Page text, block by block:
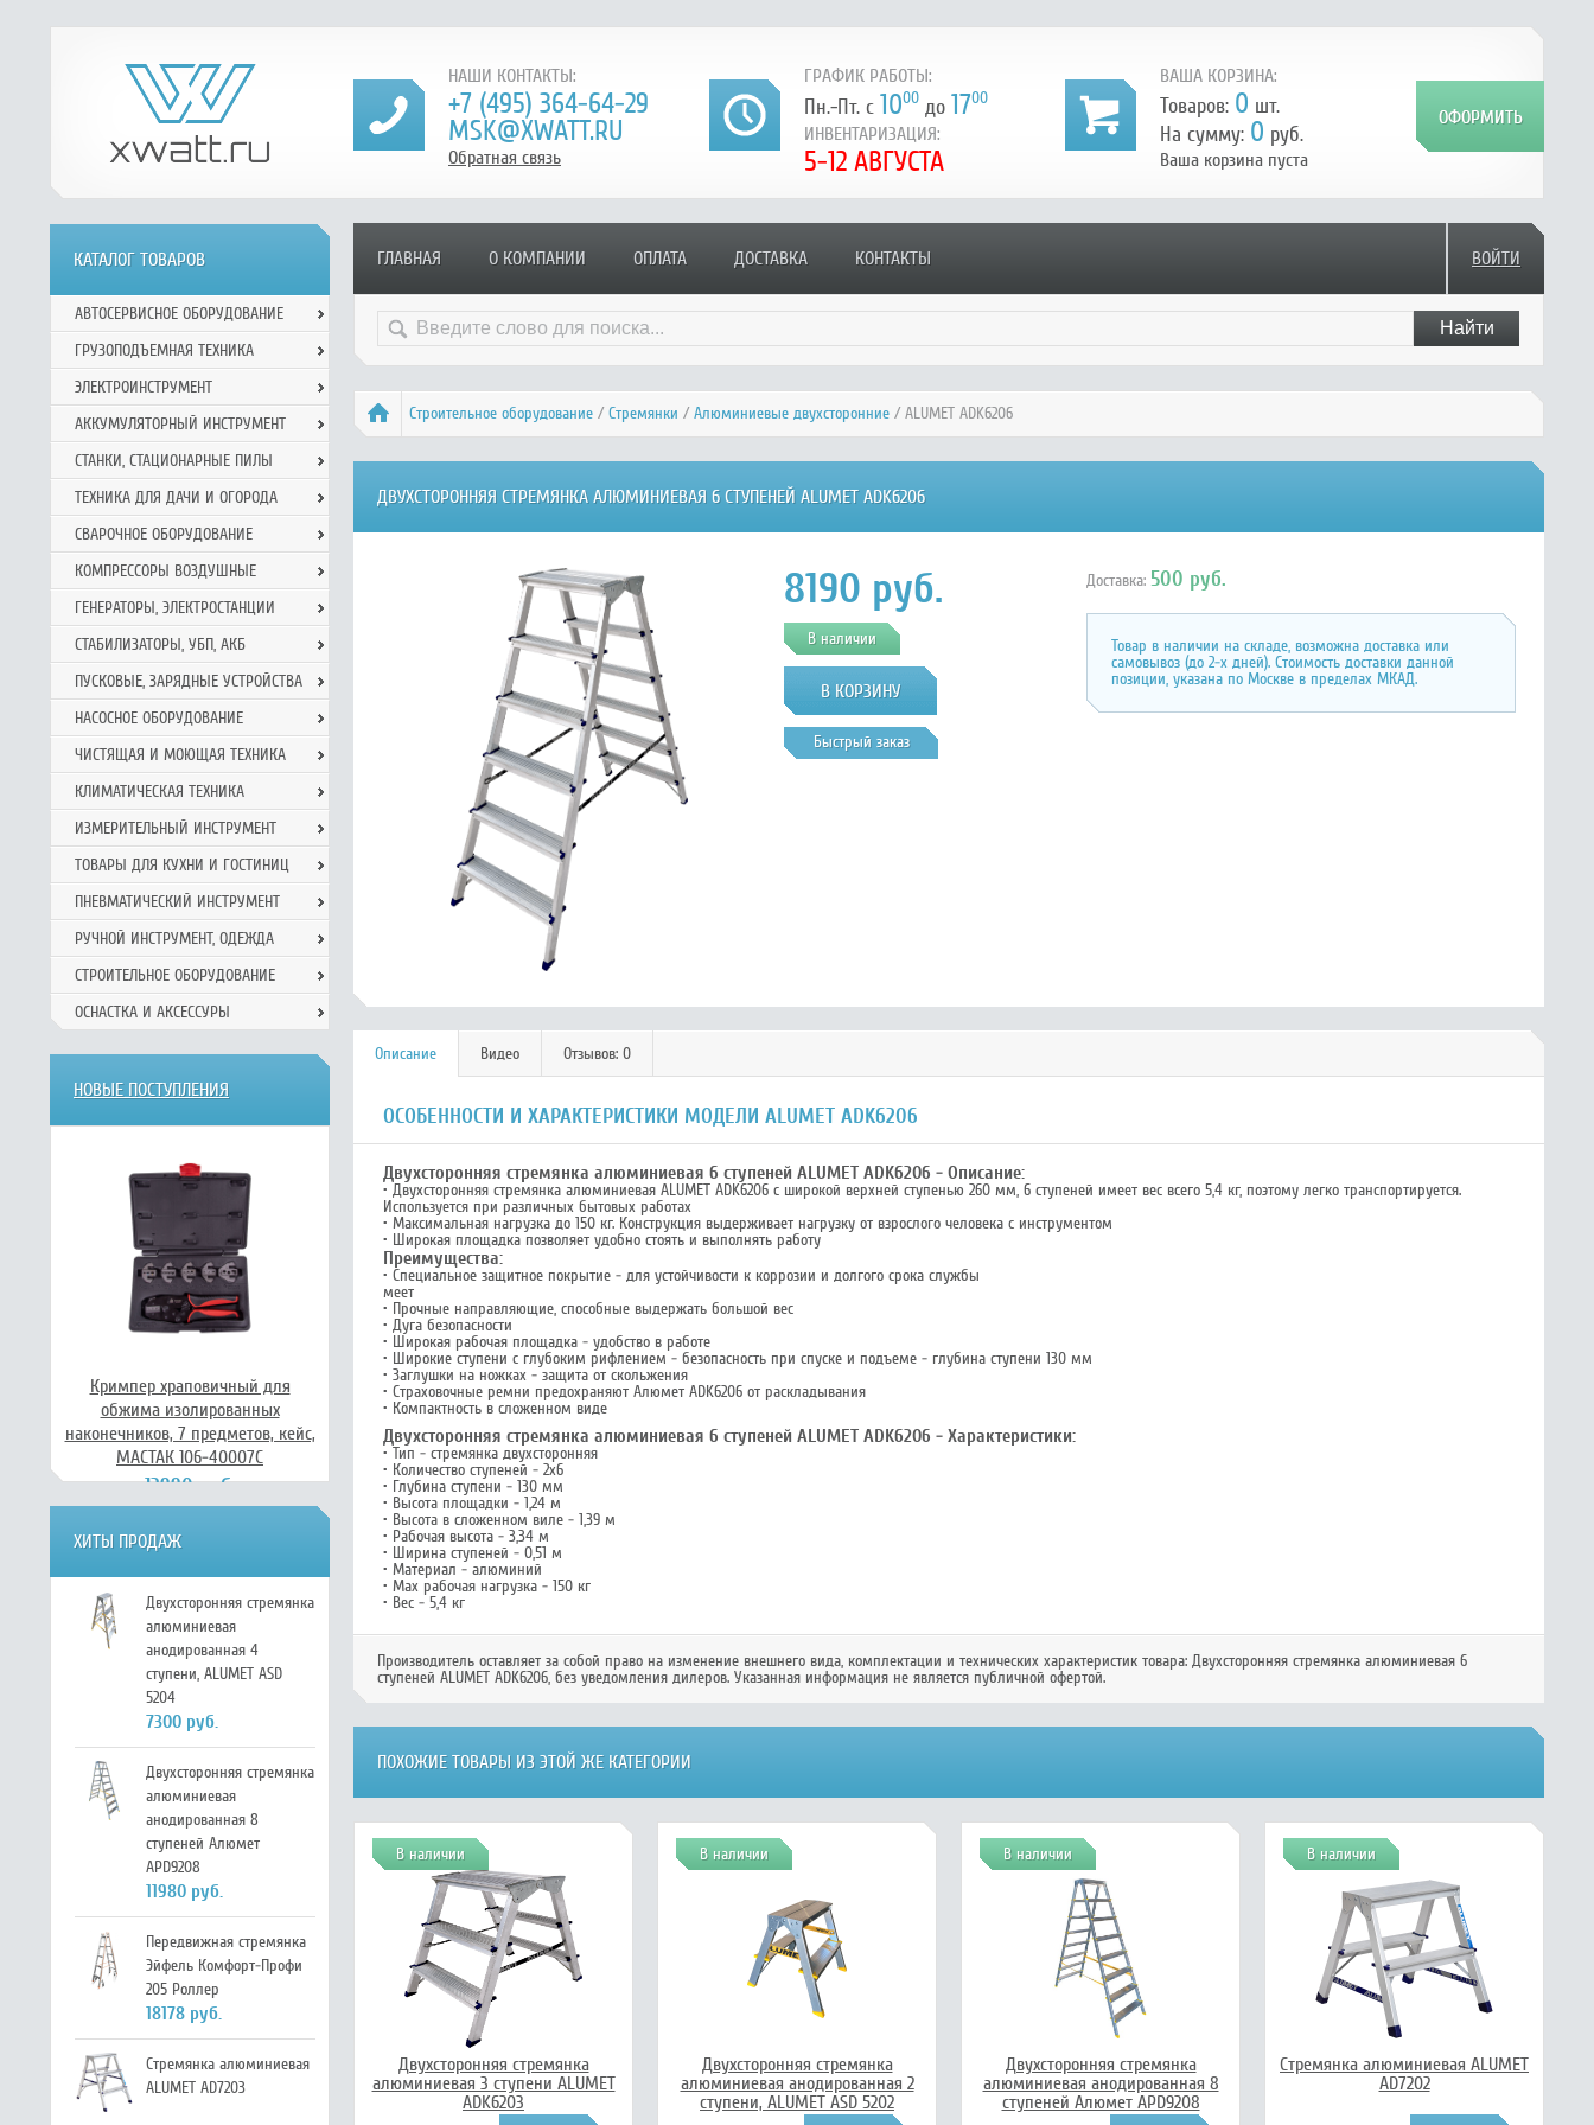
НАШИ КОНТАКТЫ:
+7 (495) 364-64-29
MSK@XWATT.RU
Обратная связь
ГРАФИК РАБОТЫ:
Пн.-Пт. с 1000 до 1700
ИНВЕНТАРИЗАЦИЯ:
5-12 АВГУСТА
ВАША КОРЗИНА:
Товаров: 0 шт.
На сумму: 0 руб.
Ваша корзина пуста
ГЛАВНАЯ О КОМПАНИИ ОПЛАТА ДОСТАВКА КОНТАКТЫ ВОЙТИ
Строительное оборудование / Стремянки / Алюминиевые двухсторонние / ALUMET ADK6206
ДВУХСТОРОННЯЯ СТРЕМЯНКА АЛЮМИНИЕВАЯ 6 СТУПЕНЕЙ ALUMET ADK6206
8190 руб.
В наличии
Быстрый заказ
Доставка: 500 руб.
Товар в наличии на складе, возможна доставка или
самовывоз (до 2-х дней). Стоимость доставки данной
позиции, указана по Москве в пределах МКАД.
Описание Видео Отзывов: 0
ОСОБЕННОСТИ И ХАРАКТЕРИСТИКИ МОДЕЛИ ALUMET ADK6206
Двухсторонняя стремянка алюминиевая 6 ступеней ALUMET ADK6206 - Описание:
• Двухсторонняя стремянка алюминиевая ALUMET ADK6206 c широкой верхней ступенью 260 мм, 6 ступеней имеет вес всего 5,4 кг, поэтому легко транспортируется.
Используется при различных бытовых работах
• Максимальная нагрузка до 150 кг. Конструкция выдерживает нагрузку от взрослого человека с инструментом
• Широкая площадка позволяет удобно стоять и выполнять работу
Преимущества:
• Специальное защитное покрытие - для устойчивости к коррозии и долгого срока службы
меет
• Прочные направляющие, способные выдержать большой вес
• Дуга безопасности
• Широкая рабочая площадка - удобство в работе
• Широкие ступени с глубоким рифлением - безопасность при спуске и подъеме - глубина ступени 130 мм
• Заглушки на ножках - защита от скольжения
• Страховочные ремни предохраняют Алюмет АDK6206 от раскладывания
• Компактность в сложенном виде
Двухсторонняя стремянка алюминиевая 6 ступеней ALUMET ADK6206 - Характеристики:
• Тип - стремянка двухсторонняя
• Количество ступеней - 2х6
• Глубина ступени - 130 мм
• Высота площадки - 1,24 м
• Высота в сложенном виле - 1,39 м
• Рабочая высота - 3,34 м
• Ширина ступеней - 0,51 м
• Материал - алюминий
• Max рабочая нагрузка - 150 кг
• Вес - 5,4 кг
Производитель оставляет за собой право на изменение внешнего вида, комплектации и технических характеристик товара: Двухсторонняя стремянка алюминиевая 6
ступеней ALUMET ADK6206, без уведомления дилеров. Указанная информация не является публичной офертой.
ПОХОЖИЕ ТОВАРЫ ИЗ ЭТОЙ ЖЕ КАТЕГОРИИ
В наличии
Двухсторонняя стремянка
алюминиевая 3 ступени ALUMET
ADK6203
В наличии
Двухсторонняя стремянка
алюминиевая анодированная 2
ступени, ALUMET ASD 5202
В наличии
Двухсторонняя стремянка
алюминиевая анодированная 8
ступеней Алюмет APD9208
В наличии
Стремянка алюминиевая ALUMET
AD7202
КАТАЛОГ ТОВАРОВ
АВТОСЕРВИСНОЕ ОБОРУДОВАНИЕ
ГРУЗОПОДЪЕМНАЯ ТЕХНИКА
ЭЛЕКТРОИНСТРУМЕНТ
АККУМУЛЯТОРНЫЙ ИНСТРУМЕНТ
СТАНКИ, СТАЦИОНАРНЫЕ ПИЛЫ
ТЕХНИКА ДЛЯ ДАЧИ И ОГОРОДА
СВАРОЧНОЕ ОБОРУДОВАНИЕ
КОМПРЕССОРЫ ВОЗДУШНЫЕ
ГЕНЕРАТОРЫ, ЭЛЕКТРОСТАНЦИИ
СТАБИЛИЗАТОРЫ, УБП, АКБ
ПУСКОВЫЕ, ЗАРЯДНЫЕ УСТРОЙСТВА
НАСОСНОЕ ОБОРУДОВАНИЕ
ЧИСТЯЩАЯ И МОЮЩАЯ ТЕХНИКА
КЛИМАТИЧЕСКАЯ ТЕХНИКА
ИЗМЕРИТЕЛЬНЫЙ ИНСТРУМЕНТ
ТОВАРЫ ДЛЯ КУХНИ И ГОСТИНИЦ
ПНЕВМАТИЧЕСКИЙ ИНСТРУМЕНТ
РУЧНОЙ ИНCТРУМЕНТ, ОДЕЖДА
СТРОИТЕЛЬНОЕ ОБОРУДОВАНИЕ
ОСНАСТКА И АКСЕССУРЫ
НОВЫЕ ПОСТУПЛЕНИЯ
Кримпер храповичный для
обжима изолированных
наконечников, 7 предметов, кейс,
МАСТАК 106-40007C
13990 руб.
ХИТЫ ПРОДАЖ
Двухсторонняя стремянка
алюминиевая
анодированная 4
ступени, ALUMET ASD
5204
7300 руб.
Двухсторонняя стремянка
алюминиевая
анодированная 8
ступеней Алюмет
APD9208
11980 руб.
Передвижная стремянка
Эйфель Комфорт-Профи
205 Роллер
18178 руб.
Стремянка алюминиевая
ALUMET AD7203